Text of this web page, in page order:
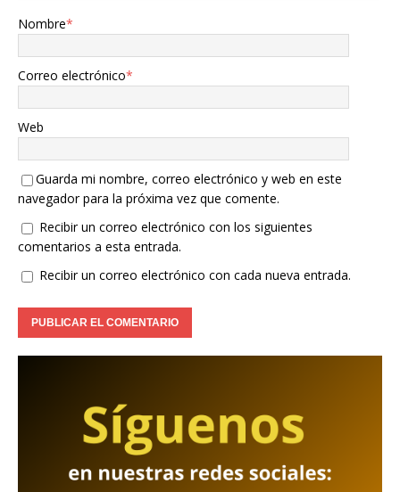
Nombre*
Correo electrónico*
Web
Guarda mi nombre, correo electrónico y web en este
navegador para la próxima vez que comente.
Recibir un correo electrónico con los siguientes
comentarios a esta entrada.
Recibir un correo electrónico con cada nueva entrada.